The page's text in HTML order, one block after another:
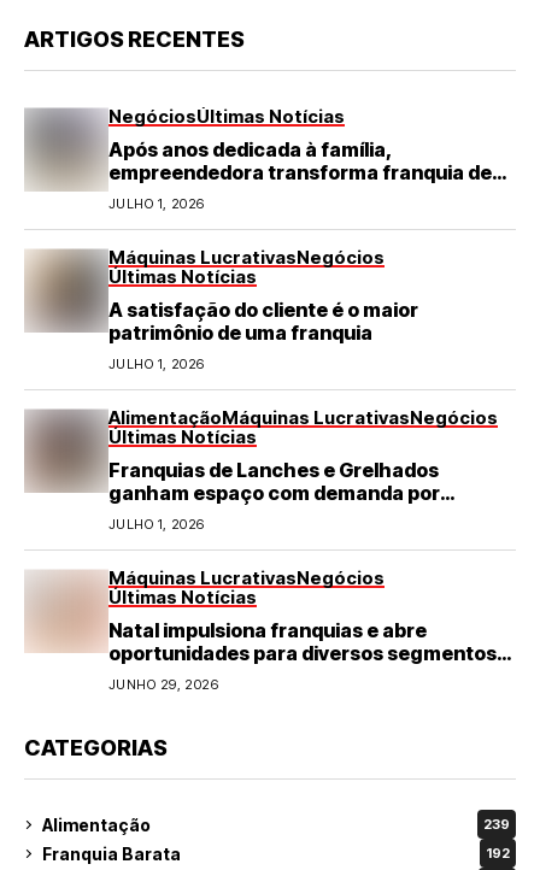
ARTIGOS RECENTES
NegóciosÚltimas Notícias
Após anos dedicada à família,
empreendedora transforma franquia de
turismo em negócio de destaque no RN
JULHO 1, 2026
Máquinas LucrativasNegócios
Últimas Notícias
A satisfação do cliente é o maior
patrimônio de uma franquia
JULHO 1, 2026
AlimentaçãoMáquinas LucrativasNegócios
Últimas Notícias
Franquias de Lanches e Grelhados
ganham espaço com demanda por
refeições rápidas e de qualidade
JULHO 1, 2026
Máquinas LucrativasNegócios
Últimas Notícias
Natal impulsiona franquias e abre
oportunidades para diversos segmentos
do varejo
JUNHO 29, 2026
CATEGORIAS
Alimentação 239
Franquia Barata 192